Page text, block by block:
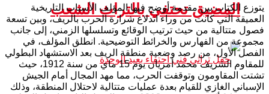
المضيق تحتفي بالتراث الشعب
يتوزع الكتاب بين مقدمة أوضح فيها المؤلف الأسباب التاريخية
العميقة التي كانت من وراء اندلاع شرارة الحرب بالريف، وبين تسعة
فصول متتالية من حيث ترتيب الوقائع وتسلسلها الزمني، إلى جانب
مجموعة من الفهارس والخرائط التوضيحية. انطلق المؤلف، في
الفصل الأول، من رصد وضعية منطقة الريف بعد الاستشهاد البطولي
للمقاوم الشريف محمد أمزيان يوم 15 ماي من سنة 1912، حيث
تشتت المقاومون وتوقفت الحرب، مما مهد المجال أمام الجيش
الإسباني الغازي للقيام بعدة عمليات متتالية لاحتلال المنطقة، وذلك